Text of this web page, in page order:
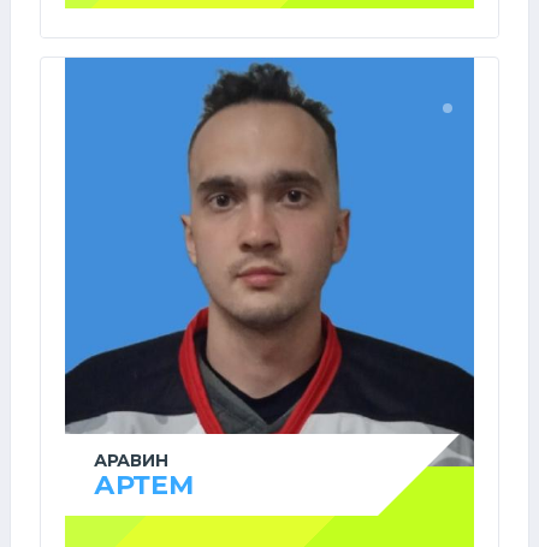
АРАВИН
АРТЕМ